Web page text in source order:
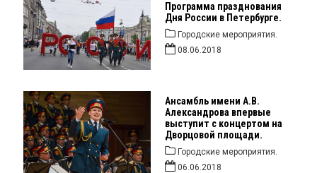
Программа празднования
Дня России в Петербурге.
Городские мероприятия.
08.06.2018
Ансамбль имени А.В.
Александрова впервые
выступит с концертом на
Дворцовой площади.
Городские мероприятия.
06.06.2018